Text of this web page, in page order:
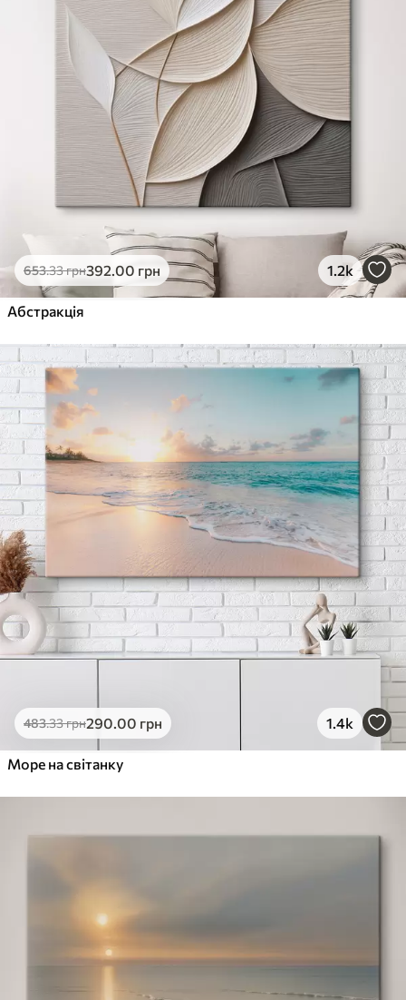
653.33грн392.00 грн 1.2k
Абстракція
483.33грн290.00 грн 1.4k
Море на світанку